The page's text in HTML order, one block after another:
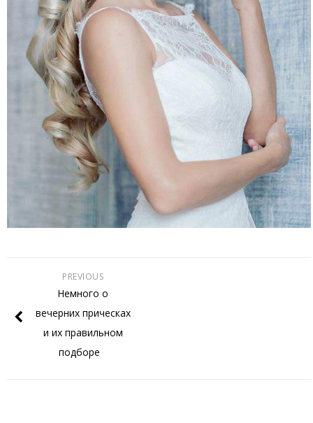
PREVIOUS
Немного о
вечерних прическах
и их правильном
подборе